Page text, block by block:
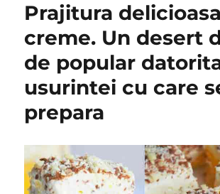
Prajitura
creme. Un desert
de popular
usurintei cu care
prepara